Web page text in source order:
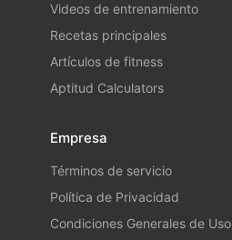
Videos de entrenamiento
Recetas principales
Artículos de fitness
Aptitud Calculators
Empresa
Términos de servicio
Política de Privacidad
Condiciones Generales de Uso